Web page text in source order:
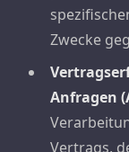
Zwecke
Anfragen
Vertrags,